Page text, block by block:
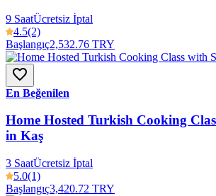
9 SaatÜcretsiz İptal
4.5(2)
Başlangıç2,532.76 TRY
En Beğenilen
Home Hosted Turkish Cooking
in Kaş
3 SaatÜcretsiz İptal
5.0(1)
Başlangıç3,420.72 TRY